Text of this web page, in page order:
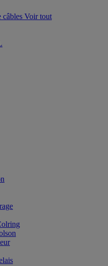
câbles Voir tout